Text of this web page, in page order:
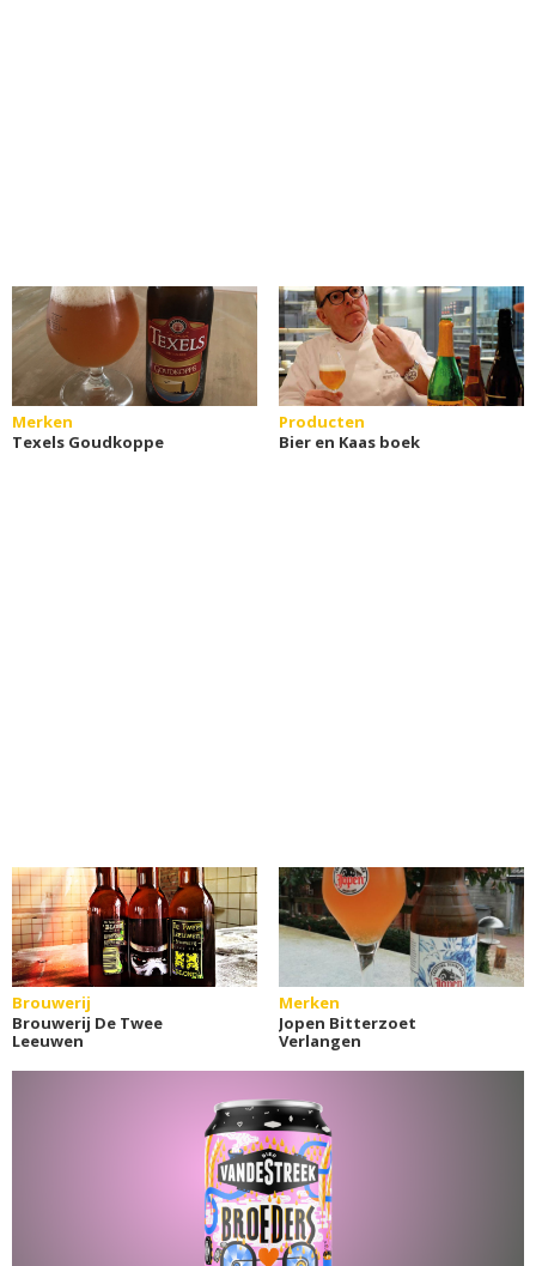
Merken
Texels Goudkoppe
Producten
Bier en Kaas boek
Brouwerij
Brouwerij De Twee
Leeuwen
Merken
Jopen Bitterzoet
Verlangen